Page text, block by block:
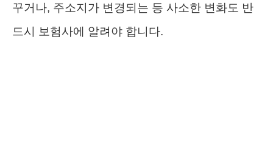
꾸거나, 주소지가 변경되는 등 사소한 변화도 반
드시 보험사에 알려야 합니다.